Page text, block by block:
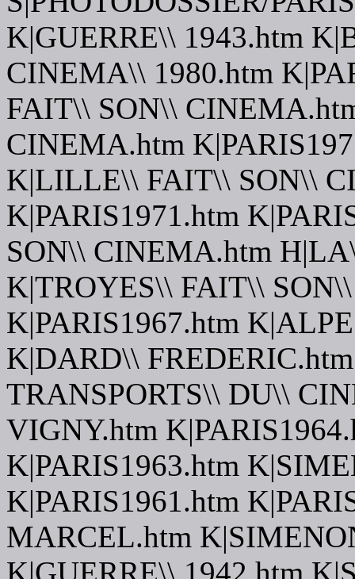
K|GUERRE\\ 1943.htm
CINEMA\\ 1980.htm
FAIT\\ SON\\
CINEMA.htm
K|LILLE\\ FAIT\\ SON\\
K|PARIS1971.htm
SON\\ CINEMA.htm
K|TROYES\\ FAIT\\
K|PARIS1967.htm
K|DARD\\
TRANSPORTS\\ DU\\
VIGNY.htm
K|PARIS1963.htm
K|PARIS1961.htm
MARCEL.htm